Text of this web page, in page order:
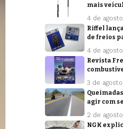
mais
4 de
Riffel
de freios
4 de
Revista
3 de
agir com
2 de
NGK